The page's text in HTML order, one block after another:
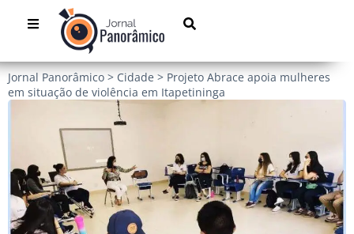
Jornal Panorâmico > Cidade > Projeto Abrace apoia mulheres
em situação de violência em Itapetininga